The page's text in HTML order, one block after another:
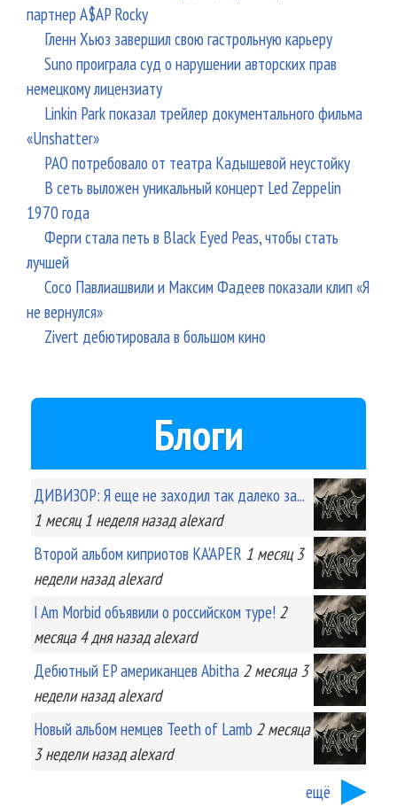
партнер A$AP Rocky
Гленн Хьюз завершил свою гастрольную карьеру
Suno проиграла суд о нарушении авторских прав
немецкому лицензиату
Linkin Park показал трейлер документального фильма
«Unshatter»
РАО потребовало от театра Кадышевой неустойку
В сеть выложен уникальный концерт Led Zeppelin
1970 года
Ферги стала петь в Black Eyed Peas, чтобы стать
лучшей
Сосо Павлиашвили и Максим Фадеев показали клип «Я
не вернулся»
Zivert дебютировала в большом кино
Блоги
ДИВИЗОР: Я еще не заходил так далеко за...
1 месяц 1 неделяназад alexard
Второй альбом киприотов KA'APER 1 месяц 3
неделиназад alexard
I Am Morbid объявили о российском туре! 2
месяца 4 дняназад alexard
Дебютный EP американцев Abitha 2 месяца 3
неделиназад alexard
Новый альбом немцев Teeth of Lamb 2 месяца
3 неделиназад alexard
ещё